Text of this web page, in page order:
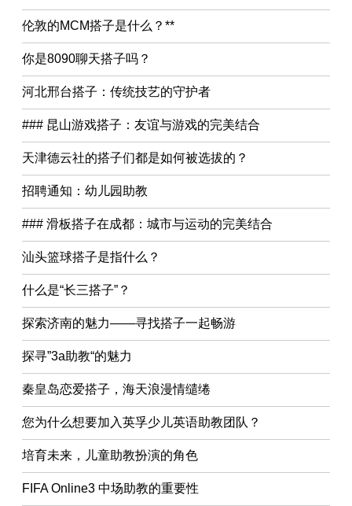
伦敦的MCM搭子是什么？**
你是8090聊天搭子吗？
河北邢台搭子：传统技艺的守护者
### 昆山游戏搭子：友谊与游戏的完美结合
天津德云社的搭子们都是如何被选拔的？
招聘通知：幼儿园助教
### 滑板搭子在成都：城市与运动的完美结合
汕头篮球搭子是指什么？
什么是“长三搭子”？
探索济南的魅力——寻找搭子一起畅游
探寻”3a助教“的魅力
秦皇岛恋爱搭子，海天浪漫情缱绻
您为什么想要加入英孚少儿英语助教团队？
培育未来，儿童助教扮演的角色
FIFA Online3 中场助教的重要性